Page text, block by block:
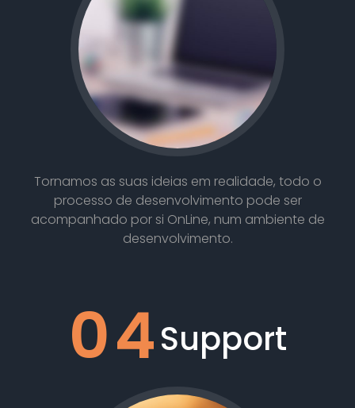
Tornamos as suas ideias em realidade, todo o
processo de desenvolvimento pode ser
acompanhado por si OnLine, num ambiente de
desenvolvimento.
04Support